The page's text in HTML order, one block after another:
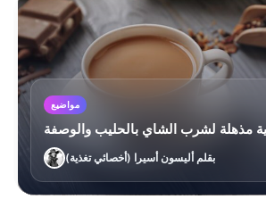
مواضيع
مذهلة لشرب الشاي بالحليب والوصفة
بقلم أليسون أسيرا (أخصائي تغذية)